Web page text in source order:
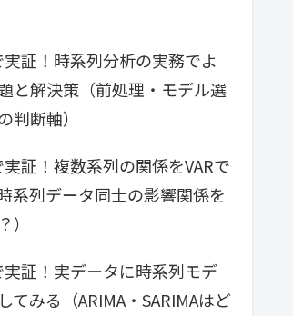
証！時系列分析の実務でよ
と解決策（前処理・モデル選
判断軸）
証！複数系列の関係をVARで
系列データ同士の影響関係を
）
証！実データに時系列モデ
てみる（ARIMA・SARIMAはど